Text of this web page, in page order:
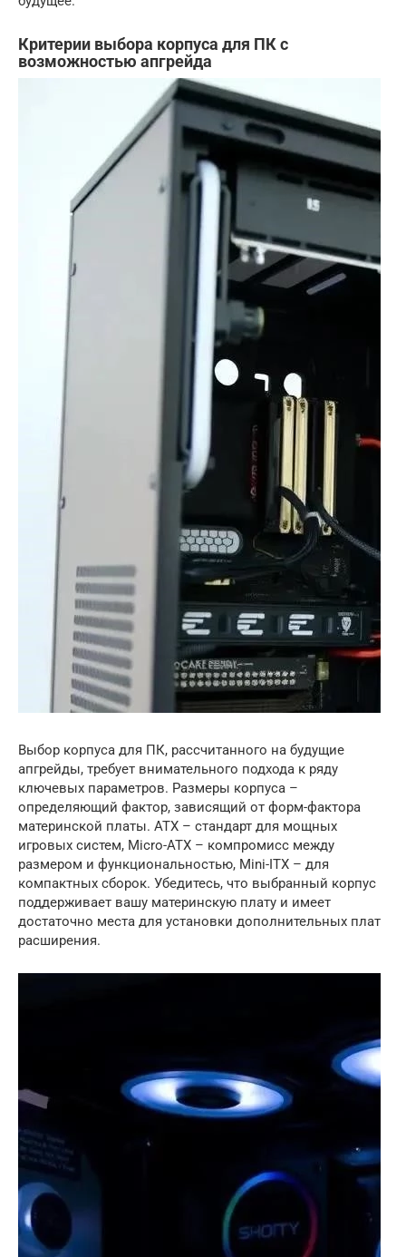
Критерии выбора корпуса для ПК с
возможностью апгрейда
Выбор корпуса для ПК, рассчитанного на будущие
апгрейды, требует внимательного подхода к ряду
ключевых параметров. Размеры корпуса –
определяющий фактор, зависящий от форм-фактора
материнской платы. ATX – стандарт для мощных
игровых систем, Micro-ATX – компромисс между
размером и функциональностью, Mini-ITX – для
компактных сборок. Убедитесь, что выбранный корпус
поддерживает вашу материнскую плату и имеет
достаточно места для установки дополнительных плат
расширения.